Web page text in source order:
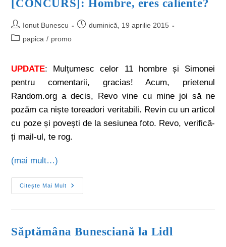
[CONCURS]: Hombre, eres caliente?
Ionut Bunescu
duminică, 19 aprilie 2015
papica / promo
UPDATE: Mulțumesc celor 11 hombre și Simonei
pentru comentarii, gracias! Acum, prietenul
Random.org a decis, Revo vine cu mine joi să ne
pozăm ca niște toreadori veritabili. Revin cu un articol
cu poze și povești de la sesiunea foto. Revo, verifică-
ți mail-ul, te rog.
(mai mult…)
Citește Mai Mult
Săptămâna Bunesciană la Lidl